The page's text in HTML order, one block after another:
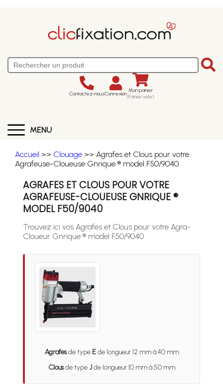
Contactez-nousConnexion Mon panier
(Panier vide)
MENU
Accueil >> Clouage >> Agrafes et Clous pour votre
Agrafeuse-Cloueuse Gnrique ® model F50/9040
AGRAFES ET CLOUS POUR VOTRE
AGRAFEUSE-CLOUEUSE GNRIQUE ®
MODEL F50/9040
Trouvez ici vos Agrafes et Clous pour votre Agra-
Cloueur Gnrique ® model F50/9040
Agrafesde type Ede longueur 12 mm à 40 mm.
Clousde typeJde longueur 10 mm à 50 mm.